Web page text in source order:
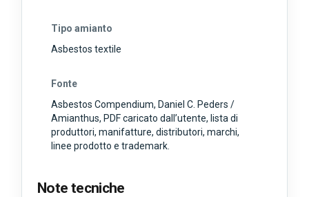
Tipo amianto
Asbestos textile
Fonte
Asbestos Compendium, Daniel C. Peders /
Amianthus, PDF caricato dall’utente, lista di
produttori, manifatture, distributori, marchi,
linee prodotto e trademark.
Note tecniche